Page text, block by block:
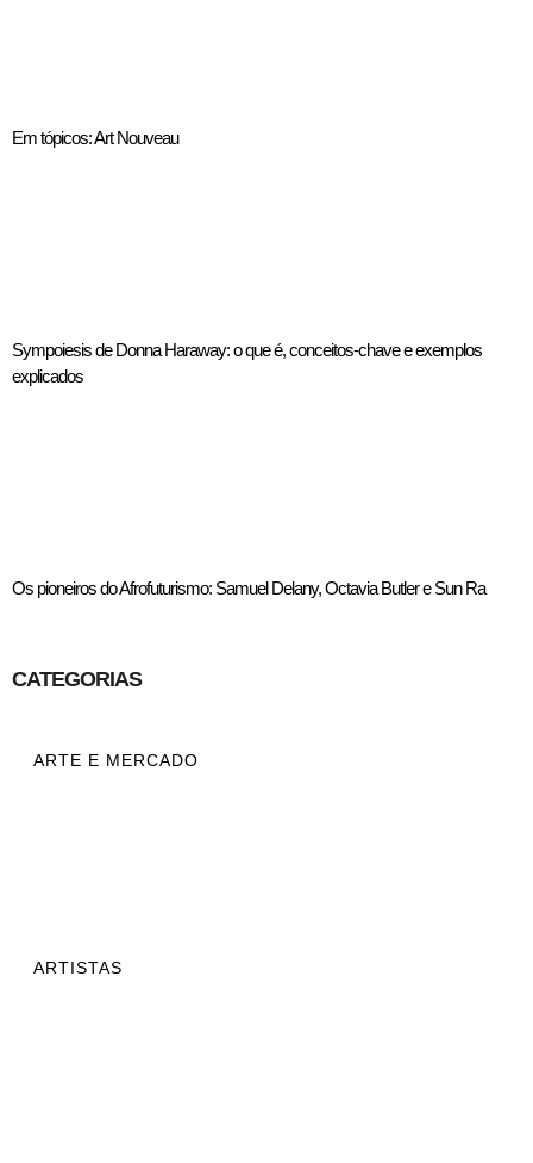
Em tópicos: Art Nouveau
Sympoiesis de Donna Haraway: o que é, conceitos-chave e exemplos
explicados
Os pioneiros do Afrofuturismo: Samuel Delany, Octavia Butler e Sun Ra
CATEGORIAS
ARTE E MERCADO
ARTISTAS